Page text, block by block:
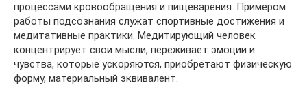
процессами кровообращения и пищеварения. Примером
работы подсознания служат спортивные достижения и
медитативные практики. Медитирующий человек
концентрирует свои мысли, переживает эмоции и
чувства, которые ускоряются, приобретают физическую
форму, материальный эквивалент.